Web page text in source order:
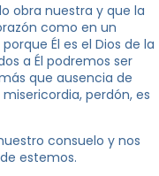
obra nuestra y que la
como en un
Él es el Dios de la
a Él podremos ser
que ausencia de
perdón, es
consuelo y nos
estemos.